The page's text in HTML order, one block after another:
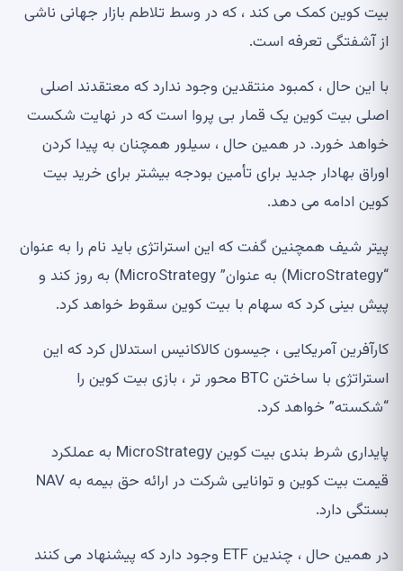
بیت کوین کمک می کند ، که در وسط تلاطم بازار جهانی ناشی
از آشفتگی تعرفه است.
با این حال ، کمبود منتقدین وجود ندارد که معتقدند اصلی
اصلی بیت کوین یک قمار بی پروا است که در نهایت شکست
خواهد خورد. در همین حال ، سیلور همچنان به پیدا کردن
اوراق بهادار جدید برای تأمین بودجه بیشتر برای خرید بیت
کوین ادامه می دهد.
پیتر شیف همچنین گفت که این استراتژی باید نام را به عنوان
“MicroStrategy) به عنوان” MicroStrategy) به روز کند و
پیش بینی کرد که سهام با بیت کوین سقوط خواهد کرد.
کارآفرین آمریکایی ، جیسون کالاکانیس استدلال کرد که این
استراتژی با ساختن BTC محور تر ، بازی بیت کوین را
“شکسته” خواهد کرد.
پایداری شرط بندی بیت کوین MicroStrategy به عملکرد
قیمت بیت کوین و توانایی شرکت در ارائه حق بیمه به NAV
بستگی دارد.
در همین حال ، چندین ETF وجود دارد که پیشنهاد می کنند